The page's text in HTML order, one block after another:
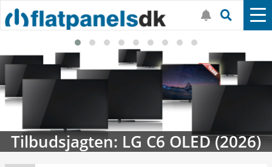
Tilbudsjagten: LG C6 OLED (2026)